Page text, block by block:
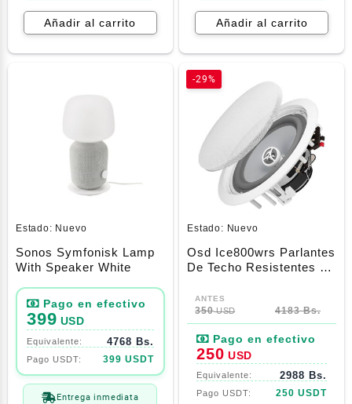
Añadir al carrito Añadir al carrito
Estado: Nuevo
Sonos Symfonisk Lamp
With Speaker White
399 USD
4768 Bs.
399 USDT
Entrega inmediata
-29%
Estado: Nuevo
Osd Ice800wrs Parlantes
De Techo Resistentes Al
350USD 4183 Bs.
El
precio
original
era:
350$.
250 USD
2988 Bs.
250 USDT
El
precio
actual
es:
250$.